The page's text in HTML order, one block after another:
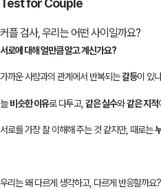
Test for Couple
커플 검사, 우리는 어떤 사이일까요?
서로에 대해 얼만큼 알고 계신가요?
가까운 사람과의 관계에서 반복되는갈등이 있
늘비슷한 이유로 다투고, 같은 실수와같은 지적
서로를 가장 잘 이해해 주는 것 같지만, 때로는
우리는 왜 다르게 생각하고, 다르게 반응할까요?